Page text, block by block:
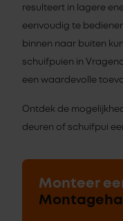
resulteert in lagere
eenvoudig te
binnen naar buiten
schuifpuien in
een waardevolle
Ontdek de
deuren of schuifpui
Monteer